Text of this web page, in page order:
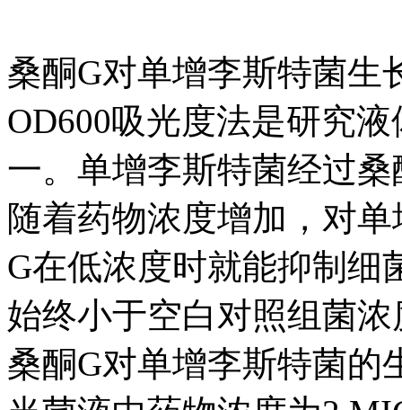
桑酮G对单增李斯特菌生
OD600吸光度法是研究
一。单增李斯特菌经过
随着药物浓度增加，对
G在低浓度时就能抑制细
始终小于空白对照组菌
桑酮G对单增李斯特菌的